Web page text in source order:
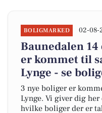
BOLIGMARKED 02-08-
Baunedalen
er kommet til
Lynge - se
3 nye boliger er
Lynge. Vi giver dig
hvilke boliger der er